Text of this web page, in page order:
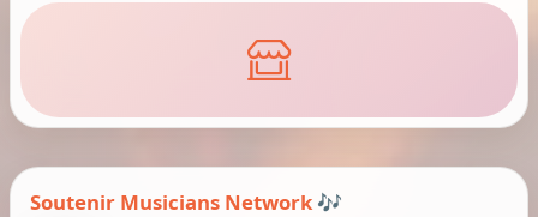
Soutenir Musicians Network 🎶